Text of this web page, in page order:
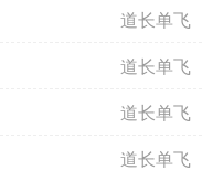
道长单飞
道长单飞
道长单飞
道长单飞